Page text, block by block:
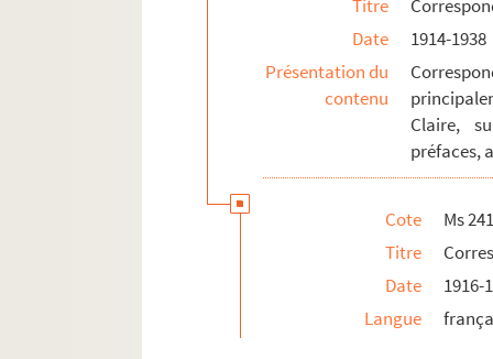
Ms 2419/53. Deux lettres de Jean-
Ms 2419/54-65. Correspondance
Ms 2419/66. [Lettre de José A.
Ms 2419/67. [Lettre de Corrado Masi à
Ms 2419/68. [Lettre de Charles Portal à
Ms 2419-69-70. Correspondance
Ms 2419/71. [Lettre de Guy de
Ms 2419/72-74. Correspondance
Ms 2419/75. [Lettre de Jadwiga
Ms 2419/76-77. Correspondance
Titre
Date
1914-1938
Présentation du
contenu
Claire,
préfaces,
Cote
Ms
Titre
Date
1916-
Langue